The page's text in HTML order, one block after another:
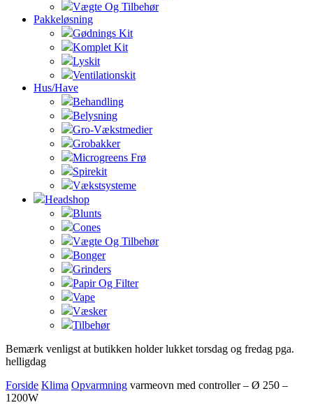
Vægte Og Tilbehør
Pakkeløsning
Gødnings Kit
Komplet Kit
Lyskit
Ventilationskit
Hus/Have
Behandling
Belysning
Gro-Vækstmedier
Grobakker
Microgreens Frø
Spirekit
Vækstsysteme
Headshop
Blunts
Cones
Vægte Og Tilbehør
Bonger
Grinders
Papir Og Filter
Vape
Væsker
Tilbehør
Bemærk venligst at butikken holder lukket torsdag og fredag pga.
helligdag
Forside Klima Opvarmning varmeovn med controller – Ø 250 –
1200W